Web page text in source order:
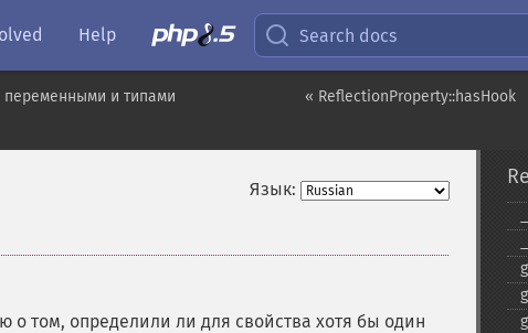
Help Search docs
« ReflectionProperty::hasHook
и типами
Язык:
том, определили ли для свойства хотя бы один